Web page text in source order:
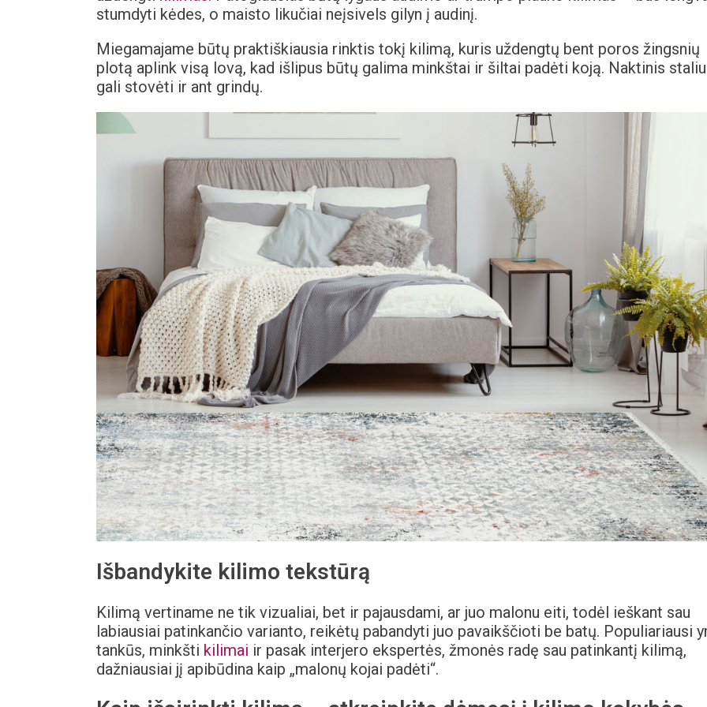
stumdyti kėdes, o maisto likučiai neįsivels gilyn į audinį.
Miegamajame būtų praktiškiausia rinktis tokį kilimą, kuris uždengtų bent poros žingsnių
plotą aplink visą lovą, kad išlipus būtų galima minkštai ir šiltai padėti koją. Naktinis
gali stovėti ir ant grindų.
Išbandykite kilimo tekstūrą
Kilimą vertiname ne tik vizualiai, bet ir pajausdami, ar juo malonu eiti, todėl ieškant sau
labiausiai patinkančio varianto, reikėtų pabandyti juo pavaikščioti be batų. Populiariausi
tankūs, minkšti kilimai ir pasak interjero ekspertės, žmonės radę sau patinkantį kilimą,
dažniausiai jį apibūdina kaip „malonų kojai padėti“.